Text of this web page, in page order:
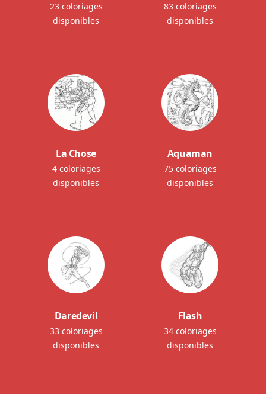
23 coloriages
disponibles
83 coloriages
disponibles
La Chose
4 coloriages
disponibles
Aquaman
75 coloriages
disponibles
Daredevil
33 coloriages
disponibles
Flash
34 coloriages
disponibles